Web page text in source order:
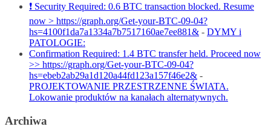
❗ Security Required: 0.6 BTC transaction blocked. Resume
now > https://graph.org/Get-your-BTC-09-04?
hs=4100f1da7a1334a7b7517160ae7ee881& - DYMY i
PATOLOGIE:
Confirmation Required: 1.4 BTC transfer held. Proceed now
>> https://graph.org/Get-your-BTC-09-04?
hs=ebeb2ab29a1d120a44fd123a157f46e2& -
PROJEKTOWANIE PRZESTRZENNE ŚWIATA.
Lokowanie produktów na kanałach alternatywnych.
Archiwa